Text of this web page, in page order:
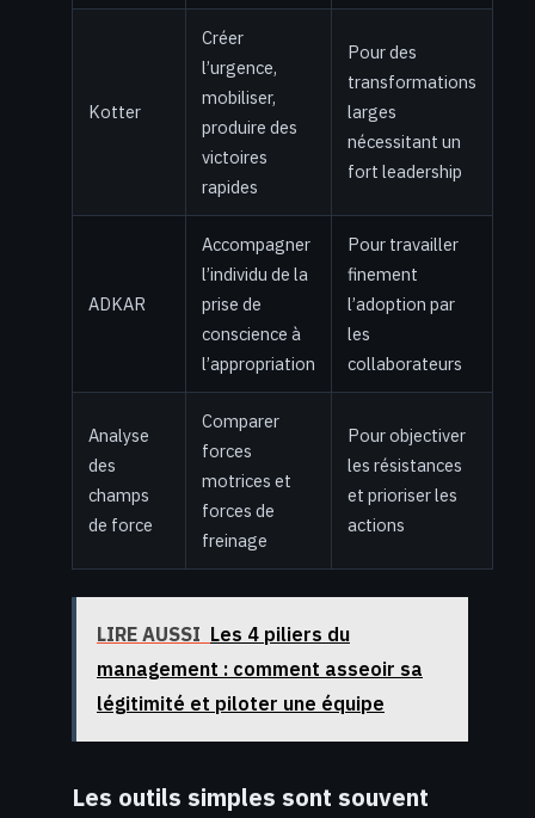
Kotter
Créer
l’urgence,
mobiliser,
produire des
victoires
rapides
Pour des
transformations
larges
nécessitant un
fort leadership
ADKAR
Accompagner
l’individu de la
prise de
conscience à
l’appropriation
Pour travailler
finement
l’adoption par
les
collaborateurs
Analyse
des
champs
de force
Comparer
forces
motrices et
forces de
freinage
Pour objectiver
les résistances
et prioriser les
actions
LIRE AUSSI Les 4 piliers du
management : comment asseoir sa
légitimité et piloter une équipe
Les outils simples sont souvent